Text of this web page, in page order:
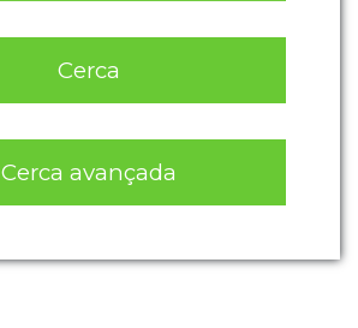
Cerca
Cerca avançada